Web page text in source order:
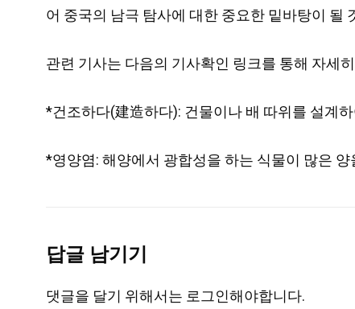
어 중국의 남극 탐사에 대한 중요한 밑바탕이 될
관련 기사는 다음의 기사확인 링크를 통해 자세
*건조하다(建造하다): 건물이나 배 따위를 설계
*영양염: 해양에서 광합성을 하는 식물이 많은
답글 남기기
댓글을 달기 위해서는 로그인해야합니다.